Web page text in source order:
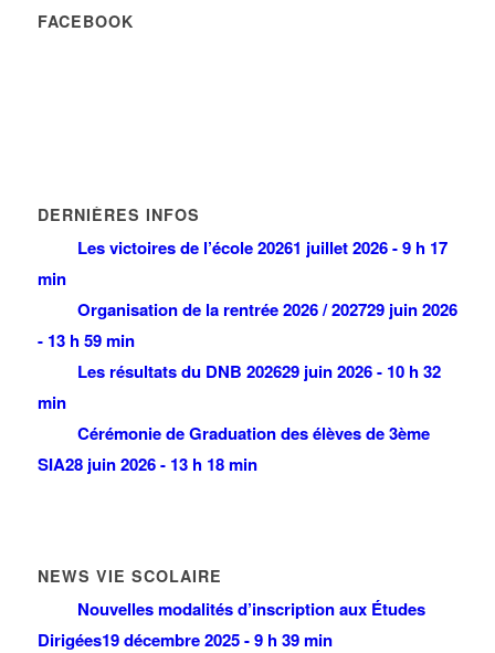
FACEBOOK
DERNIÈRES INFOS
Les victoires de l’école 20261 juillet 2026 - 9 h 17
min
Organisation de la rentrée 2026 / 202729 juin 2026
- 13 h 59 min
Les résultats du DNB 202629 juin 2026 - 10 h 32
min
Cérémonie de Graduation des élèves de 3ème
SIA28 juin 2026 - 13 h 18 min
NEWS VIE SCOLAIRE
Nouvelles modalités d’inscription aux Études
Dirigées19 décembre 2025 - 9 h 39 min